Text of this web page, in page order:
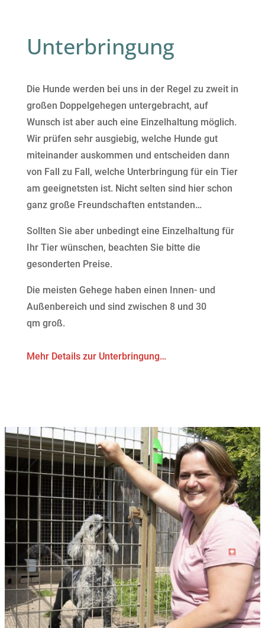
Unterbringung
Die Hunde werden bei uns in der Regel zu zweit in
großen Doppelgehegen untergebracht, auf
Wunsch ist aber auch eine Einzelhaltung möglich.
Wir prüfen sehr ausgiebig, welche Hunde gut
miteinander auskommen und entscheiden dann
von Fall zu Fall, welche Unterbringung für ein Tier
am geeignetsten ist. Nicht selten sind hier schon
ganz große Freundschaften entstanden…
Sollten Sie aber unbedingt eine Einzelhaltung für
Ihr Tier wünschen, beachten Sie bitte die
gesonderten Preise.
Die meisten Gehege haben einen Innen- und
Außenbereich und sind zwischen 8 und 30
qm groß.
Mehr Details zur Unterbringung…